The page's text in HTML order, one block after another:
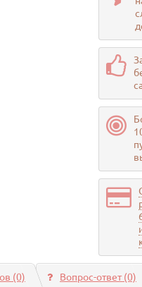
(0) Вопрос-ответ(0)